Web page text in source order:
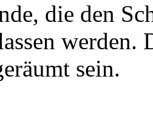
die den
werden.
sein.